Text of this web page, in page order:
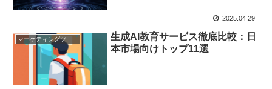
2025.04.29
生成AI教育サービス徹底比較：日
本市場向けトップ11選